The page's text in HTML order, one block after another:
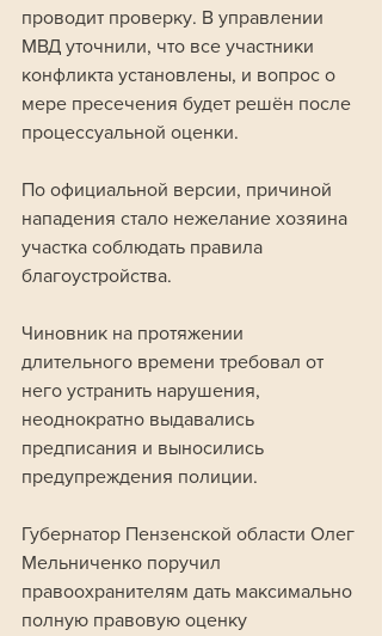
проводит проверку. В управлении
МВД уточнили, что все участники
конфликта установлены, и вопрос о
мере пресечения будет решён после
процессуальной оценки.
По официальной версии, причиной
нападения стало нежелание хозяина
участка соблюдать правила
благоустройства.
Чиновник на протяжении
длительного времени требовал от
него устранить нарушения,
неоднократно выдавались
предписания и выносились
предупреждения полиции.
Губернатор Пензенской области Олег
Мельниченко поручил
правоохранителям дать максимально
полную правовую оценку